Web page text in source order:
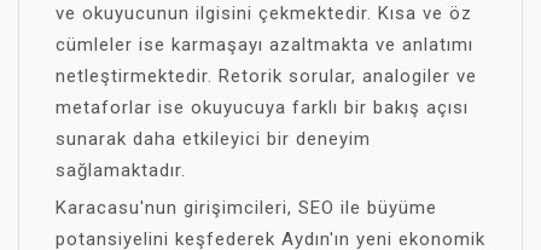
ve okuyucunun ilgisini çekmektedir. Kısa ve öz
cümleler ise karmaşayı azaltmakta ve anlatımı
netleştirmektedir. Retorik sorular, analogiler ve
metaforlar ise okuyucuya farklı bir bakış açısı
sunarak daha etkileyici bir deneyim
sağlamaktadır.
Karacasu'nun girişimcileri, SEO ile büyüme
potansiyelini keşfederek Aydın'ın yeni ekonomik